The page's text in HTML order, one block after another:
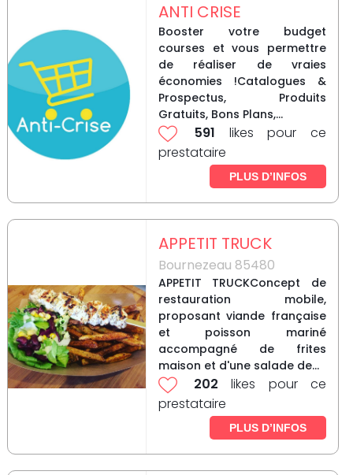
ANTI CRISE
Booster votre budget
courses et vous permettre
de réaliser de vraies
économies !Catalogues &
Prospectus, Produits
Gratuits, Bons Plans,...
591 likes pour ce
prestataire
PLUS D’INFOS
APPETIT TRUCK
Bournezeau 85480
APPETIT TRUCKConcept de
restauration mobile,
proposant viande française
et poisson mariné
accompagné de frites
maison et d'une salade de...
202 likes pour ce
prestataire
PLUS D’INFOS